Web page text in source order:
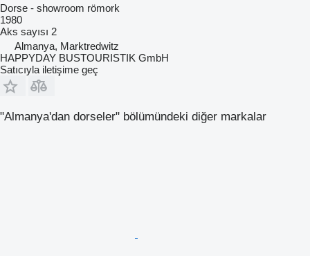
Dorse - showroom römork
1980
Aks sayısı 2
Almanya, Marktredwitz
HAPPYDAY BUSTOURISTIK GmbH
Satıcıyla iletişime geç
"Almanya'dan dorseler" bölümündeki diğer markalar